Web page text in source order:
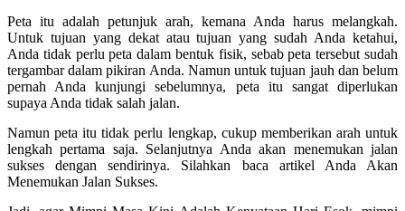
Peta itu adalah petunjuk arah, kemana Anda harus melangkah.
Untuk tujuan yang dekat atau tujuan yang sudah Anda ketahui,
Anda tidak perlu peta dalam bentuk fisik, sebab peta tersebut sudah
tergambar dalam pikiran Anda. Namun untuk tujuan jauh dan belum
pernah Anda kunjungi sebelumnya, peta itu sangat diperlukan
supaya Anda tidak salah jalan.
Namun peta itu tidak perlu lengkap, cukup memberikan arah untuk
lengkah pertama saja. Selanjutnya Anda akan menemukan jalan
sukses dengan sendirinya. Silahkan baca artikel Anda Akan
Menemukan Jalan Sukses.